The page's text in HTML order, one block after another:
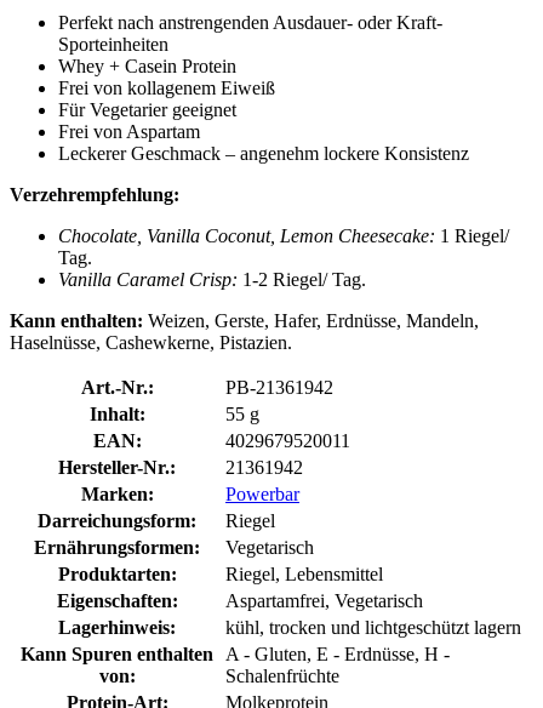
Perfekt nach anstrengenden Ausdauer- oder Kraft-
Sporteinheiten
Whey + Casein Protein
Frei von kollagenem Eiweiß
Für Vegetarier geeignet
Frei von Aspartam
Leckerer Geschmack – angenehm lockere Konsistenz
Verzehrempfehlung:
Chocolate, Vanilla Coconut, Lemon Cheesecake: 1 Riegel/
Tag.
Vanilla Caramel Crisp: 1-2 Riegel/ Tag.
Kann enthalten: Weizen, Gerste, Hafer, Erdnüsse, Mandeln,
Haselnüsse, Cashewkerne, Pistazien.
Art.-Nr.:
PB-21361942
Inhalt:
55 g
EAN:
4029679520011
Hersteller-Nr.:
21361942
Marken:
Powerbar
Darreichungsform:
Riegel
Ernährungsformen:
Vegetarisch
Produktarten:
Riegel, Lebensmittel
Eigenschaften:
Aspartamfrei, Vegetarisch
Lagerhinweis:
kühl, trocken und lichtgeschützt lagern
Kann Spuren enthalten
von:
A - Gluten, E - Erdnüsse, H -
Schalenfrüchte
Protein-Art:
Molkeprotein